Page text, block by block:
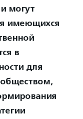
могут
имеющихся
в
для